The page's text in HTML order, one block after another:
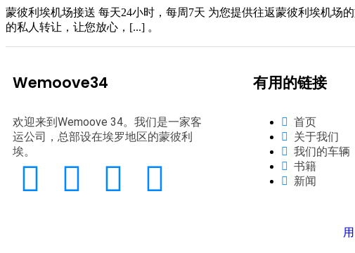
蒙彼利埃机场接送 每天24小时，每周7天 为您提供往返蒙彼利埃机场
的私人转让，让您放心，[...] 。
Wemoove34
欢迎来到Wemoove 34。我们是一家客
运公司，总部设在埃罗地区的蒙彼利
埃。
有用的链接
首页
关于我们
我们的车辆
书籍
新闻